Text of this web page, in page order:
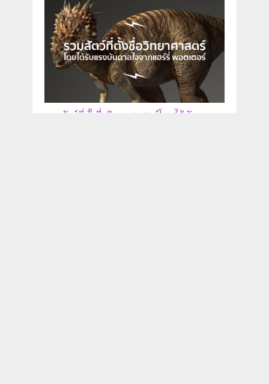
รวมสัตว์ที่ตั้งชื่อวิทยาศาสตร์โดยได้รับแรง